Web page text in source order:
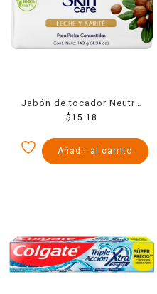
Jabón de tocador Neutro
Skin care leche y karité 140
$15.18
Añadir al carrito